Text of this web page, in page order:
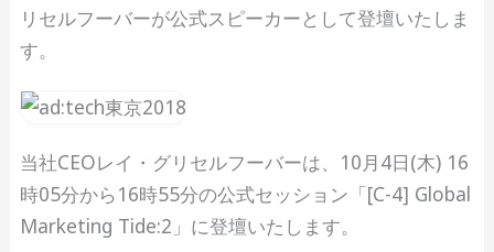
リセルフーバーが公式スピーカーとして登壇いたしま
す。
当社CEOレイ・グリセルフーバーは、10月4日(木) 16
時05分から16時55分の公式セッション「[C-4] Global
Marketing Tide:2」に登壇いたします。